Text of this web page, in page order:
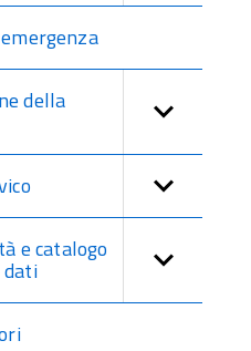
della
e catalogo
dati